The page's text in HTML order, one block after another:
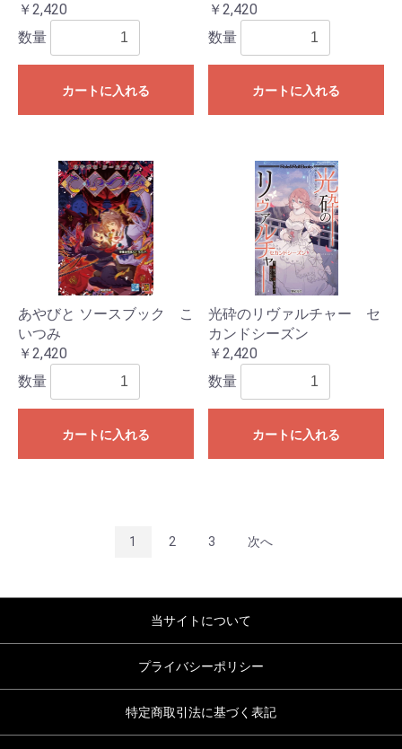
￥2,420
数量
カートに入れる
￥2,420
数量
カートに入れる
あやびと ソースブック こ
いつみ
￥2,420
数量
カートに入れる
光砕のリヴァルチャー セ
カンドシーズン
￥2,420
数量
カートに入れる
1 2 3 次へ
当サイトについて
プライバシーポリシー
特定商取引法に基づく表記